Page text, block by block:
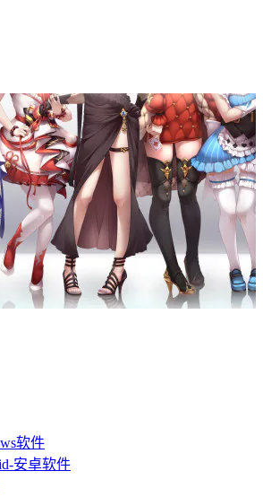
软件
安卓软件